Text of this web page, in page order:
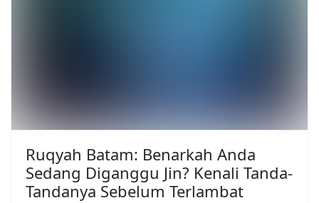
Ruqyah Batam: Benarkah Anda
Sedang Diganggu Jin? Kenali Tanda-
Tandanya Sebelum Terlambat